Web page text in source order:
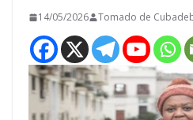
14/05/2026 Tomado de